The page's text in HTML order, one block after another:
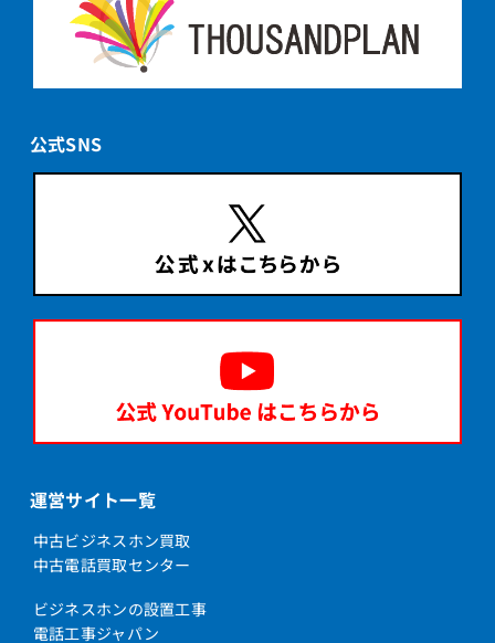
公式SNS
運営サイト一覧
中古ビジネスホン買取
中古電話買取センター
ビジネスホンの設置工事
電話工事ジャパン